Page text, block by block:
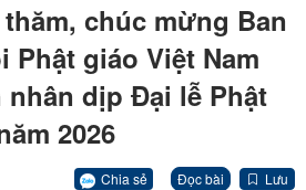
chúc mừng Ban
Phật giáo Việt Nam
dịp Đại lễ Phật
2026
Chia sẻ Đọc bài Lưu